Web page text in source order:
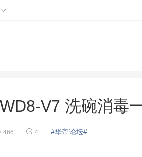
V7 洗碗消毒
466 4 #华帝论坛#